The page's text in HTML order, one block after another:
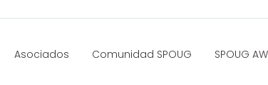
Asociados Comunidad SPOUG SPOUG